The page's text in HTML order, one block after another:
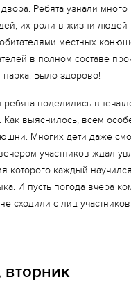
Еще 11 фото
Ребята узнали
их роли в жизни людей
местных
в полном составе
парка. Было здорово!
поделились
Как выяснилось, всем
Многих дети даже
участников ждал
которого каждый
И пусть погода вчера
сходили с лиц
вторник